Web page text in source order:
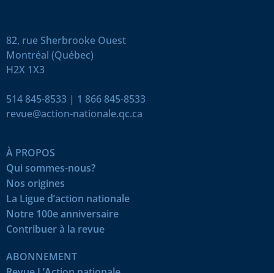
82, rue Sherbrooke Ouest
Montréal (Québec)
H2X 1X3
514 845-8533 | 1 866 845-8533
revue@action-nationale.qc.ca
À PROPOS
Qui sommes-nous?
Nos origines
La Ligue d’action nationale
Notre 100e anniversaire
Contribuer à la revue
ABONNEMENT